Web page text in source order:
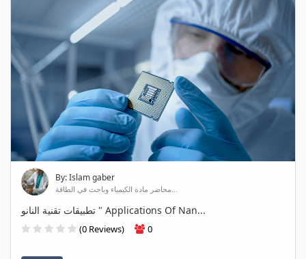
By: Islam gaber
محاضر مادة الكيمياء وباحث في الطاقة...
تطبيقات تقنية النانو " Applications Of Nan...
(0 Reviews) 0